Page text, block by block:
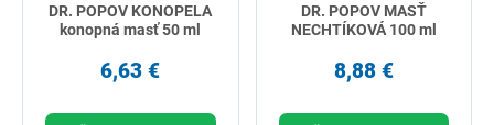
DR. POPOV KONOPELA
konopná masť 50 ml
6,63 €
DR. POPOV MASŤ
NECHTÍKOVÁ 100 ml
8,88 €